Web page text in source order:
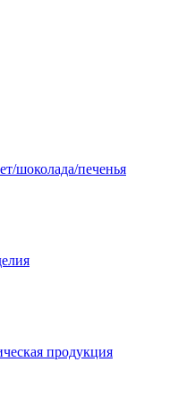
шоколада/печенья
продукция